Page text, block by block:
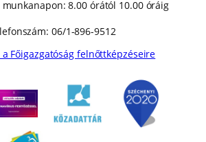
8.00 órától 10.00 óráig
06/1-896-9512
a Főigazgatóság felnőttképzéseire